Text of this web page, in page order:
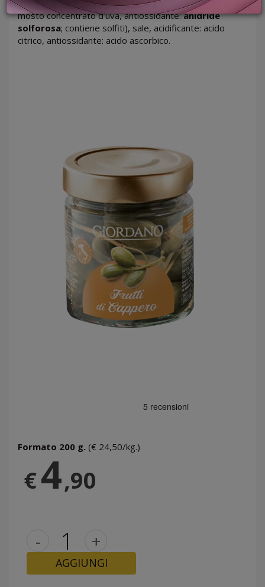
GIFT
CARD
condimento agrodolce bianco (aceto di vino bianco,
mosto concentrato d’uva, antiossidante:anidride
solforosa; contiene solfiti), sale, acidificante: acido
citrico, antiossidante: acido ascorbico.
Formato 200 g. (€ 24,50/kg.)
€4,90
- +
AGGIUNGI